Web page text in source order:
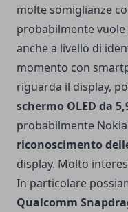
molte somiglianze
probabilmente
anche a livello di
momento con
riguarda il display,
schermo OLED da
probabilmente
riconoscimento
display. Molto
In particolare
Qualcomm